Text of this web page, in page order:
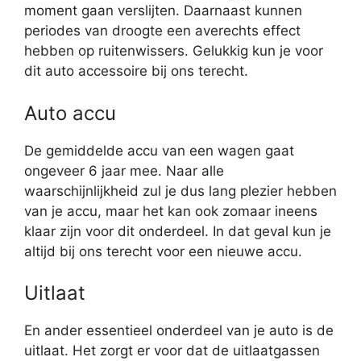
moment gaan verslijten. Daarnaast kunnen
periodes van droogte een averechts effect
hebben op ruitenwissers. Gelukkig kun je voor
dit auto accessoire bij ons terecht.
Auto accu
De gemiddelde accu van een wagen gaat
ongeveer 6 jaar mee. Naar alle
waarschijnlijkheid zul je dus lang plezier hebben
van je accu, maar het kan ook zomaar ineens
klaar zijn voor dit onderdeel. In dat geval kun je
altijd bij ons terecht voor een nieuwe accu.
Uitlaat
En ander essentieel onderdeel van je auto is de
uitlaat. Het zorgt er voor dat de uitlaatgassen